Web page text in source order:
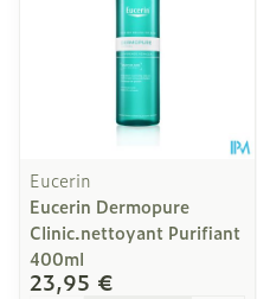
Eucerin
Eucerin Dermopure
Clinic.nettoyant Purifiant
400ml
23,95 €